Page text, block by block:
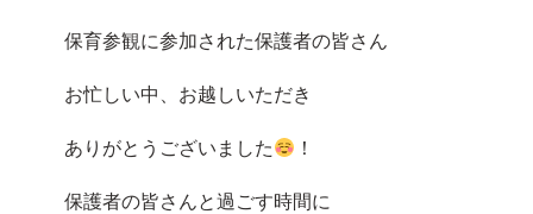
保育参観に参加された保護者の皆さん
お忙しい中、お越しいただき
ありがとうございました ！
保護者の皆さんと過ごす時間に